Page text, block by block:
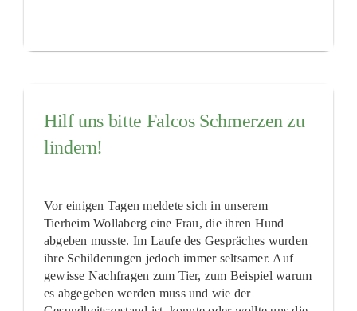
Hilf uns bitte Falcos Schmerzen zu
lindern!
Vor einigen Tagen meldete sich in unserem
Tierheim Wollaberg eine Frau, die ihren Hund
abgeben musste. Im Laufe des Gespräches wurden
ihre Schilderungen jedoch immer seltsamer. Auf
gewisse Nachfragen zum Tier, zum Beispiel warum
es abgegeben werden muss und wie der